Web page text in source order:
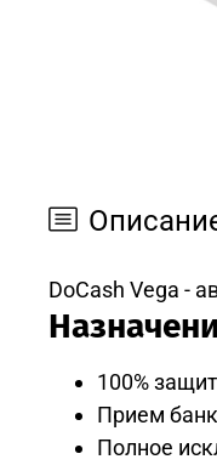
DoCash Vega -
100%
Прием
Полное